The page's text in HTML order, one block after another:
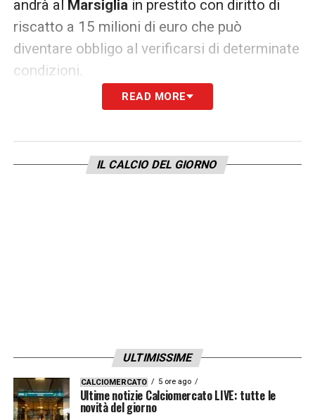
andrà al Marsiglia in prestito con diritto di
riscatto a 15 milioni di euro che può
diventare obbligo al verificarsi di determinate
condizioni.
L’attaccante cileno, attualmente svincolato,
sono state già fissate le visite mediche nella
READ MORE
IL CALCIO DEL GIORNO
ULTIMISSIME
CALCIOMERCATO 5 ore ago
Ultime notizie Calciomercato LIVE: tutte le
novità del giorno